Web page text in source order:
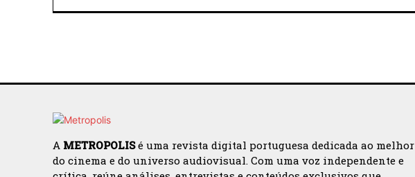
A METROPOLISé uma revista digital portuguesa dedicada ao melhor
do cinema e do universo audiovisual. Com uma voz independente e